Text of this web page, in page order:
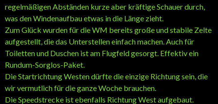
regelmäßigen Abständen kurze aber kräftige Schauer durch,
was den Windenaufbau etwas in die Länge zieht.
Zum Glück wurden für die WM bereits große und stabile Zelte
aufgestellt, die das Unterstellen einfach machen. Auch für
Toiletten und Duschen ist am Flugfeld gesorgt. Effektiv ein
Rundum-Sorglos-Paket.
Die Startrichtung Westen dürfte die einzige Richtung sein, die
wir vermutlich für die ganze Woche brauchen.
Die Speedstrecke ist ebenfalls Richtung West aufgebaut.